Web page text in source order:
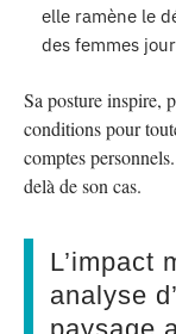
elle ramène le
des femmes
Sa posture inspire,
conditions pour
comptes
delà de son cas.
L’impact
analyse